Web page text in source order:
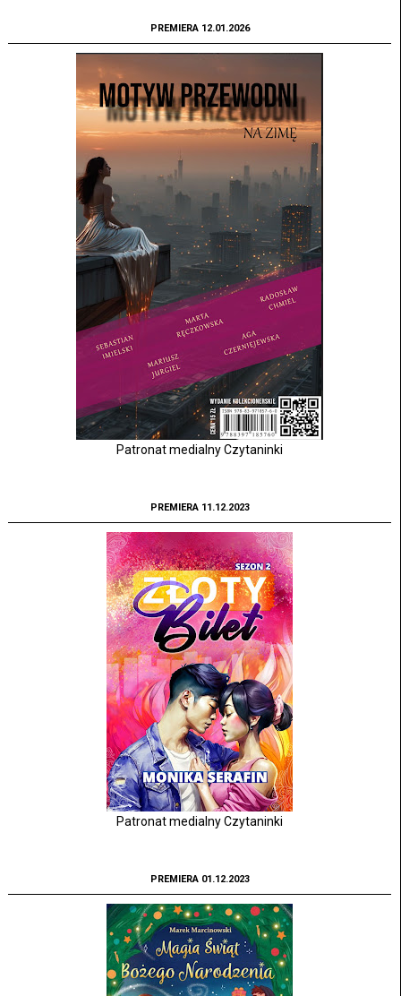
PREMIERA 12.01.2026
Patronat medialny Czytaninki
PREMIERA 11.12.2023
Patronat medialny Czytaninki
PREMIERA 01.12.2023